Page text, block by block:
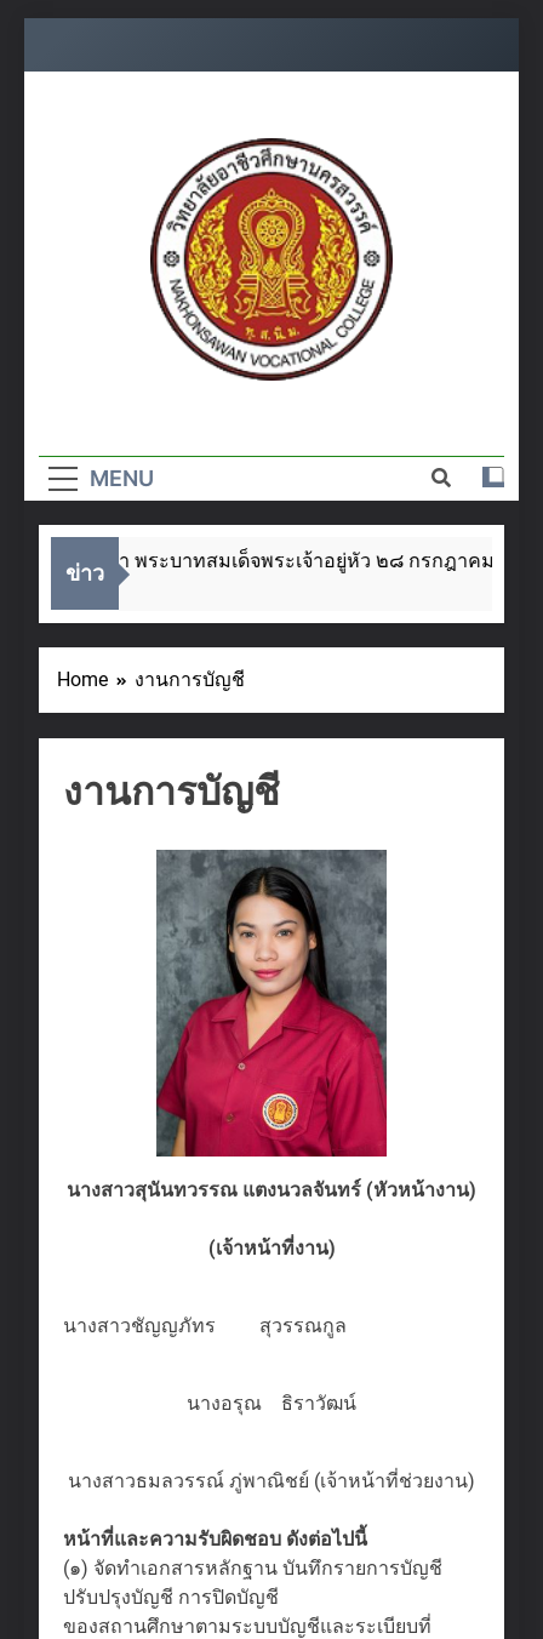
อาชีวศึกษา
นครสวรรค์
MENU
ข่าว
ะชนมพรรษา พระบาทสมเด็จพระเจ้าอยู่หัว ๒๘ กรกฎาคม ๒๕๖๙
Home งานการบัญชี
งานการบัญชี
นางสาวสุนันทวรรณ แตงนวลจันทร์ (หัวหน้างาน)
(เจ้าหน้าที่งาน)
นางสาวชัญญภัทร สุวรรณกูล
นางอรุณ ธิราวัฒน์
นางสาวธมลวรรณ์ ภู่พาณิชย์ (เจ้าหน้าที่ช่วยงาน)
หน้าที่และความรับผิดชอบ ดังต่อไปนี้
(๑) จัดทำเอกสารหลักฐาน บันทึกรายการบัญชี
ปรับปรุงบัญชี การปิดบัญชี
ของสถานศึกษาตามระบบบัญชีและระเบียบที่